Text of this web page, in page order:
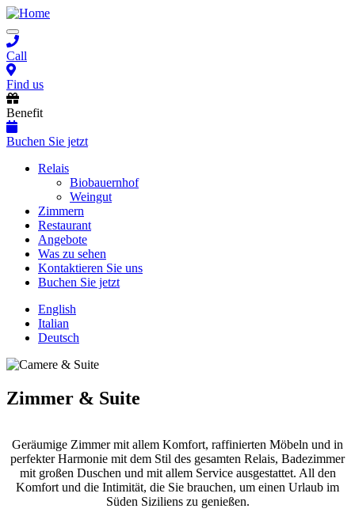
Skip
to
main
content
Toggle
navigation
Call
Find us
Benefit
Buchen Sie jetzt
Main
navigation
Relais
Biobauernhof
Weingut
Zimmern
Restaurant
Angebote
Was zu sehen
Kontaktieren Sie uns
Buchen Sie jetzt
English
Italian
Deutsch
Zimmer & Suite
Geräumige Zimmer mit allem Komfort, raffinierten Möbeln und in
perfekter Harmonie mit dem Stil des gesamten Relais, Badezimmer
mit großen Duschen und mit allem Service ausgestattet. All den
Komfort und die Intimität, die Sie brauchen, um einen Urlaub im
Süden Siziliens zu genießen.